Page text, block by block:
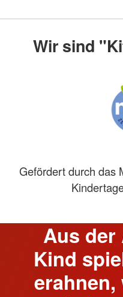
Wir sind
Gefördert durch das
Aus der
Kind
erahnen,